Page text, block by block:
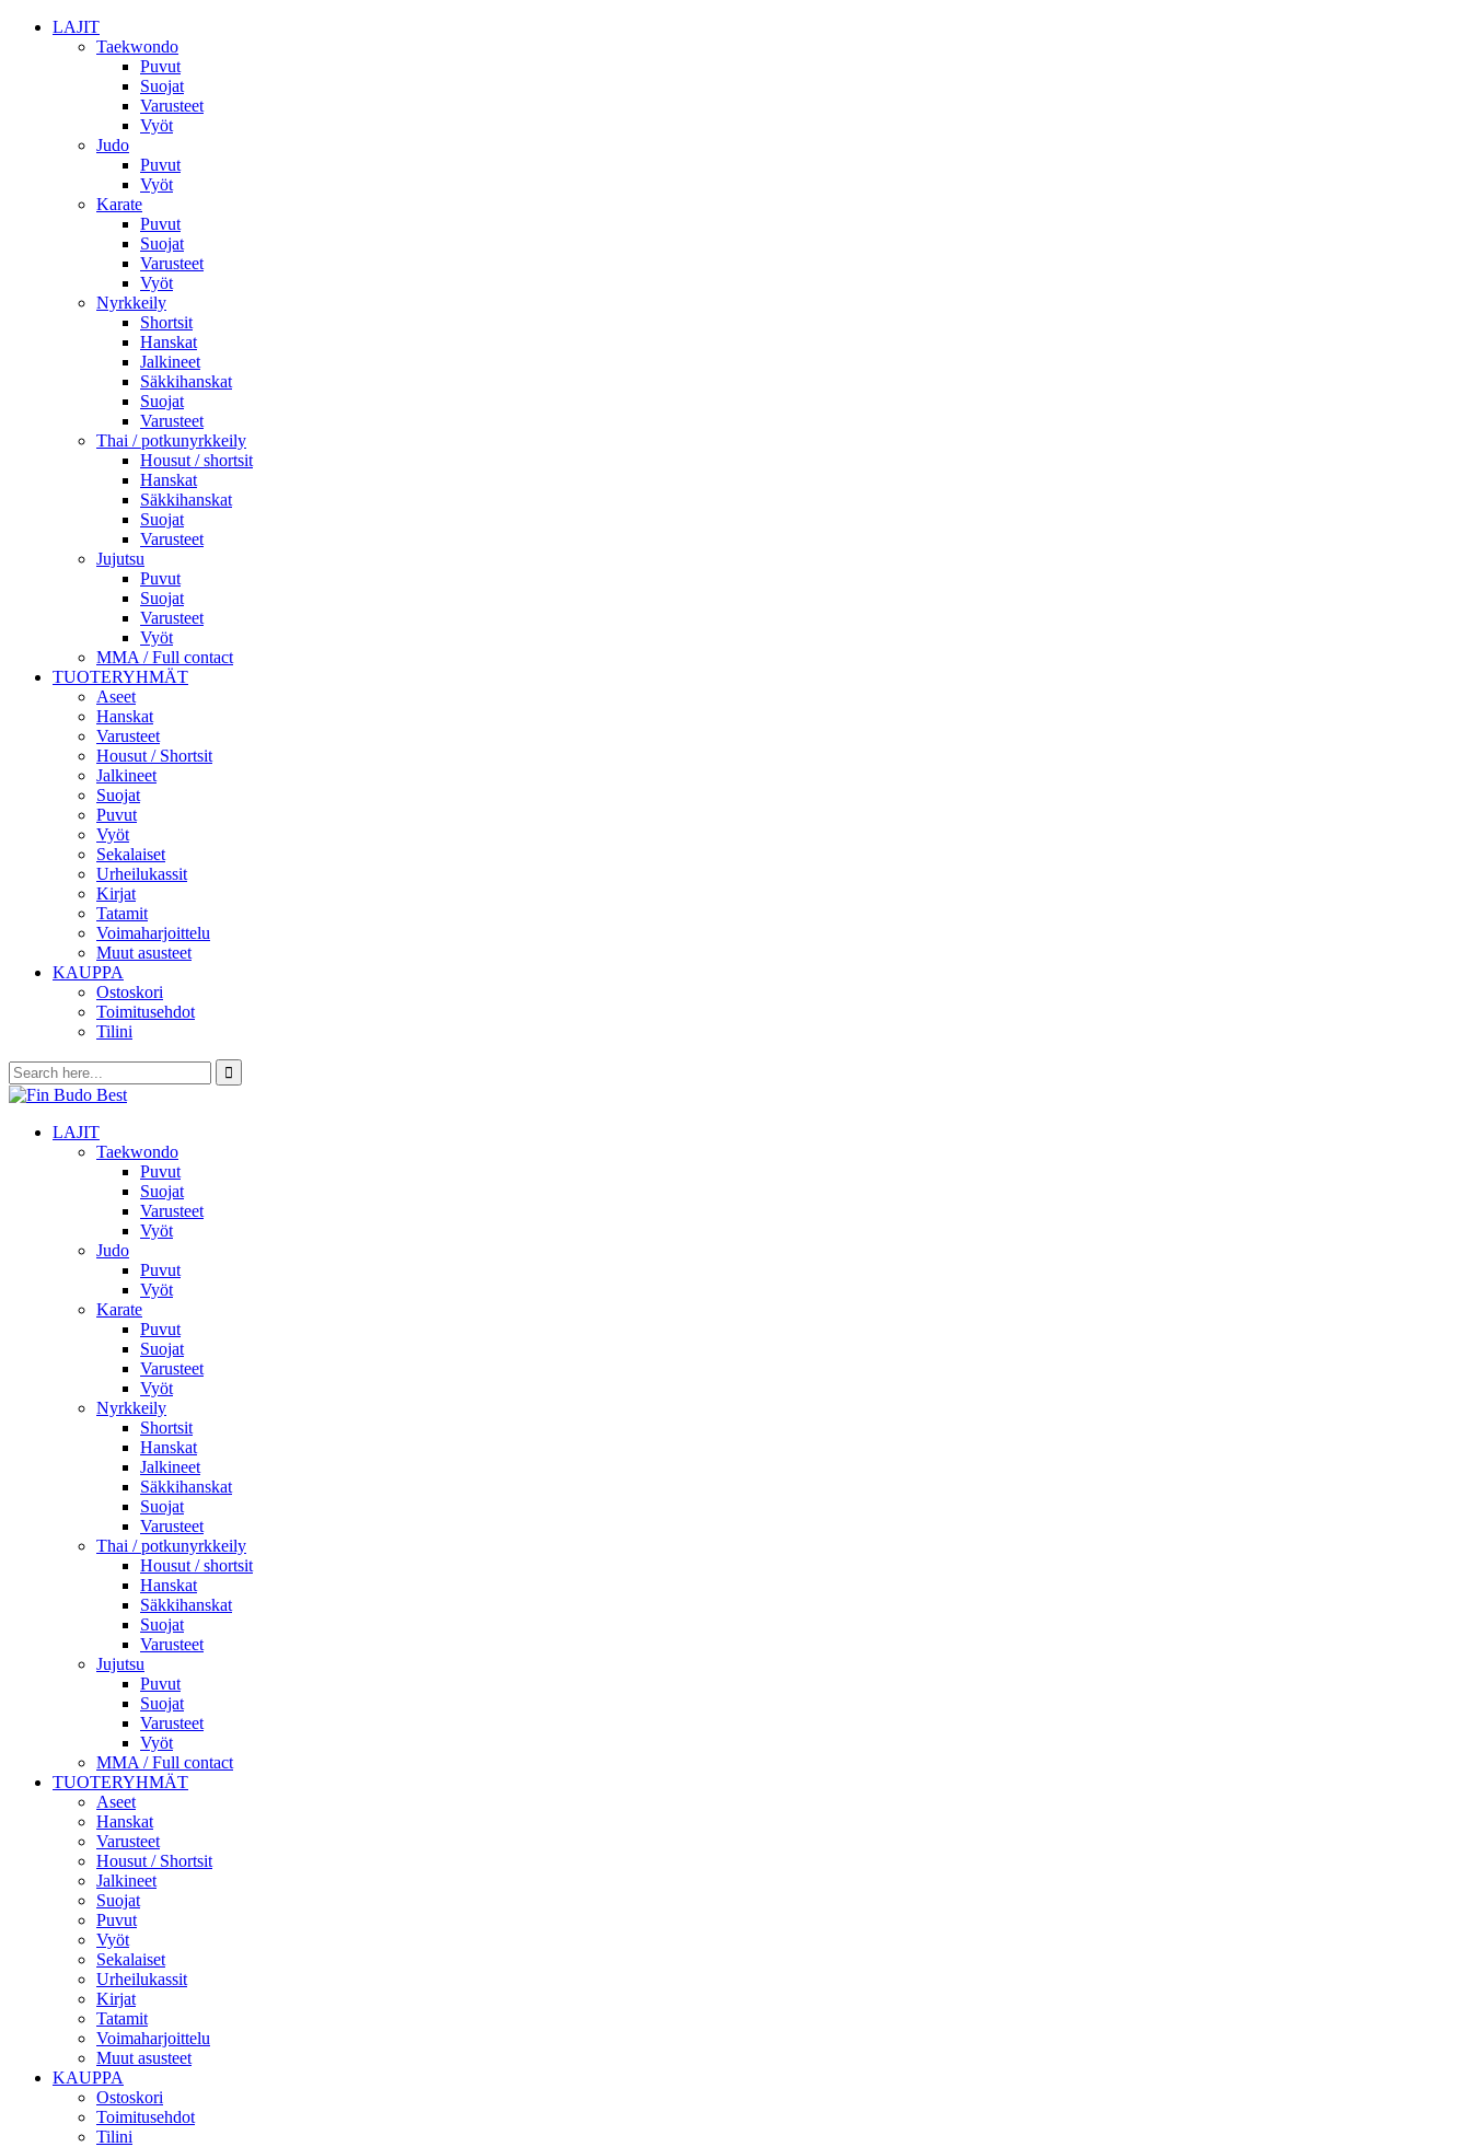
LAJIT
Taekwondo
Puvut
Suojat
Varusteet
Vyöt
Judo
Puvut
Vyöt
Karate
Puvut
Suojat
Varusteet
Vyöt
Nyrkkeily
Shortsit
Hanskat
Jalkineet
Säkkihanskat
Suojat
Varusteet
Thai / potkunyrkkeily
Housut / shortsit
Hanskat
Säkkihanskat
Suojat
Varusteet
Jujutsu
Puvut
Suojat
Varusteet
Vyöt
MMA / Full contact
TUOTERYHMÄT
Aseet
Hanskat
Varusteet
Housut / Shortsit
Jalkineet
Suojat
Puvut
Vyöt
Sekalaiset
Urheilukassit
Kirjat
Tatamit
Voimaharjoittelu
Muut asusteet
KAUPPA
Ostoskori
Toimitusehdot
Tilini
LAJIT
Taekwondo
Puvut
Suojat
Varusteet
Vyöt
Judo
Puvut
Vyöt
Karate
Puvut
Suojat
Varusteet
Vyöt
Nyrkkeily
Shortsit
Hanskat
Jalkineet
Säkkihanskat
Suojat
Varusteet
Thai / potkunyrkkeily
Housut / shortsit
Hanskat
Säkkihanskat
Suojat
Varusteet
Jujutsu
Puvut
Suojat
Varusteet
Vyöt
MMA / Full contact
TUOTERYHMÄT
Aseet
Hanskat
Varusteet
Housut / Shortsit
Jalkineet
Suojat
Puvut
Vyöt
Sekalaiset
Urheilukassit
Kirjat
Tatamit
Voimaharjoittelu
Muut asusteet
KAUPPA
Ostoskori
Toimitusehdot
Tilini